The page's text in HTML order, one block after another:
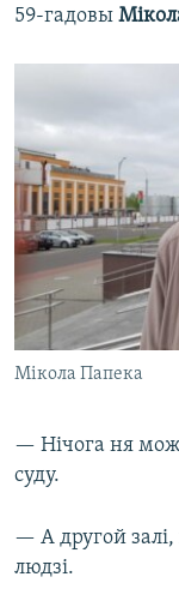
59-гадовы
Мікола Папека
— Нічога ня
суду.
— А другой
людзі.